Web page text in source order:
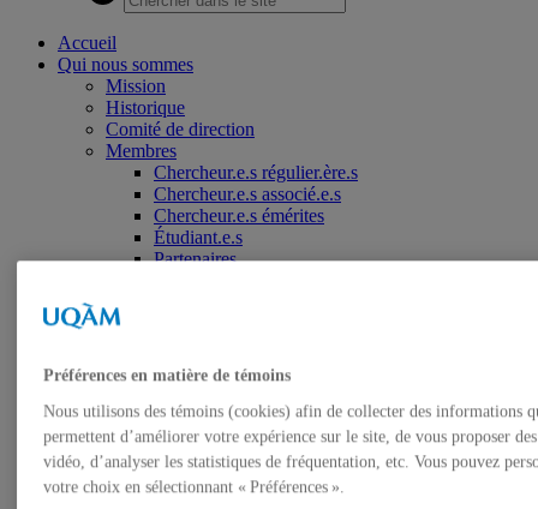
Accueil
Qui nous sommes
Mission
Historique
Comité de direction
Membres
Chercheur.e.s régulier.ère.s
Chercheur.e.s associé.e.s
Chercheur.e.s émérites
Étudiant.e.s
Partenaires
Activités socio-scientifiques
Axes de recherche
2) Prismes socioculturels
3) Art et créativité
4) Formation initiale et continue
➜ Autochtonisation
Projets fondateurs et passés
Publications
Revue ERE
Préférences en matière de témoins
Nous utilisons des témoins (cookies) afin de collecter des informations
permettent d’améliorer votre expérience sur le site, de vous proposer
vidéo, d’analyser les statistiques de fréquentation, etc. Vous pouvez
votre choix en sélectionnant « Préférences ».